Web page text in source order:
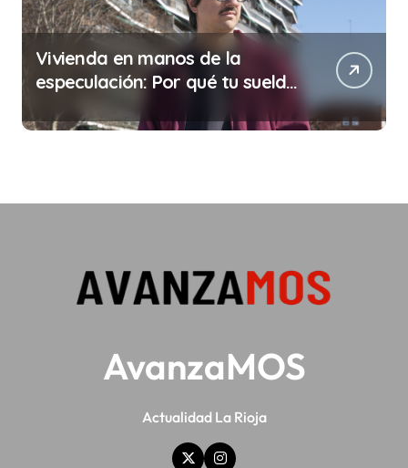
Vivienda en manos de la
especulación: Por qué tu sueldo
AvanzaMOS
Actualidad La Rioja